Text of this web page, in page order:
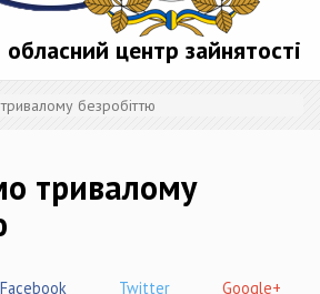
центр зайнятості
безробіттю
тривалому
Facebook Twitter Google+